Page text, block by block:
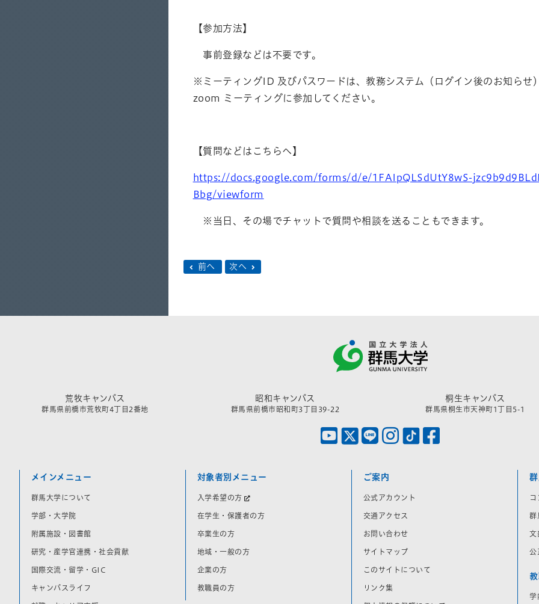
【参加方法】
事前登録などは不要です。
※ミーティングID 及びパスワードは、教務システム（ログイン後のお知らせ
zoom ミーティングに参加してください。
【質問などはこちらへ】
https://docs.google.com/forms/d/e/1FAIpQLSdUtY8wS-
Bbg/viewform
※当日、その場でチャットで質問や相談を送ることもできます。
前へ 次へ
荒牧キャンパス
群馬県前橋市荒牧町4丁目2番地
昭和キャンパス
群馬県前橋市昭和町3丁目39-22
桐生キャンパス
群馬県桐生市天神町1丁目5-1
メインメニュー
群馬大学について
学部・大学院
附属施設・図書館
研究・産学官連携・社会貢献
国際交流・留学・GIC
キャンパスライフ
対象者別メニュー
入学希望の方
在学生・保護者の方
卒業生の方
地域・一般の方
企業の方
教職員の方
ご案内
公式アカウント
交通アクセス
お問い合わせ
サイトマップ
このサイトについて
リンク集
コ
群
文
公
学